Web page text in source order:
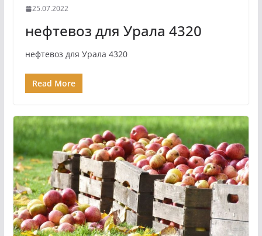
25.07.2022
нефтевоз для Урала 4320
нефтевоз для Урала 4320
Read More